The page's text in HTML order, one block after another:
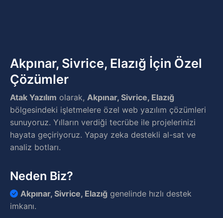
Akpınar, Sivrice, Elazığ İçin Özel
Çözümler
Atak Yazılım olarak, Akpınar, Sivrice, Elazığ
bölgesindeki işletmelere özel web yazılım çözümleri
sunuyoruz. Yılların verdiği tecrübe ile projelerinizi
hayata geçiriyoruz. Yapay zeka destekli al-sat ve
analiz botları.
Neden Biz?
Akpınar, Sivrice, Elazığ genelinde hızlı destek
imkanı.